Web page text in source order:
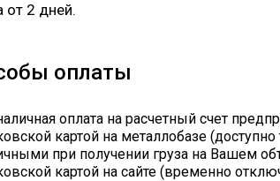
от 2 дней.
оплаты
оплата на расчетный счет
картой на металлобазе
при получении груза на Вашем
картой на сайте (временно